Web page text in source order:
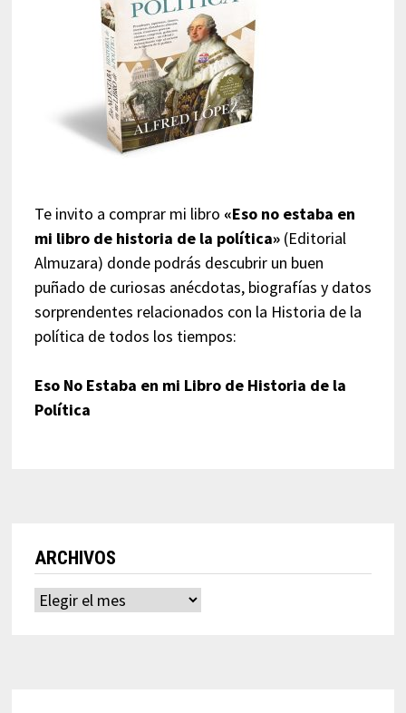
Te invito a comprar mi libro «Eso no estaba en
mi libro de historia de la política»(Editorial
Almuzara) donde podrás descubrir un buen
puñado de curiosas anécdotas, biografías y datos
sorprendentes relacionados con la Historia de la
política de todos los tiempos:
Eso No Estaba en mi Libro de Historia de la
Política
ARCHIVOS
Archivos